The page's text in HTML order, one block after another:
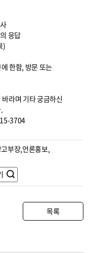
응답
)
한함, 방문 또는
라며 기타 궁금하신
3704
부장,언론홍보,
목록